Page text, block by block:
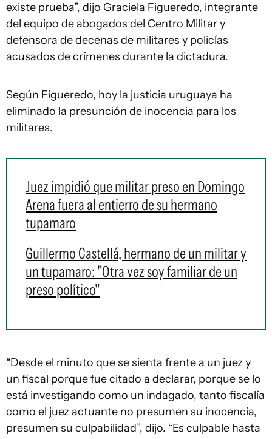
existe prueba”, dijo Graciela Figueredo, integrante
del equipo de abogados del Centro Militar y
defensora de decenas de militares y policías
acusados de crímenes durante la dictadura.
Según Figueredo, hoy la justicia uruguaya ha
eliminado la presunción de inocencia para los
militares.
Juez impidió que militar preso en Domingo
Arena fuera al entierro de su hermano
tupamaro
Guillermo Castellá, hermano de un militar y
un tupamaro: "Otra vez soy familiar de un
preso político"
“Desde el minuto que se sienta frente a un juez y
un fiscal porque fue citado a declarar, porque se lo
está investigando como un indagado, tanto fiscalía
como el juez actuante no presumen su inocencia,
presumen su culpabilidad”, dijo. “Es culpable hasta